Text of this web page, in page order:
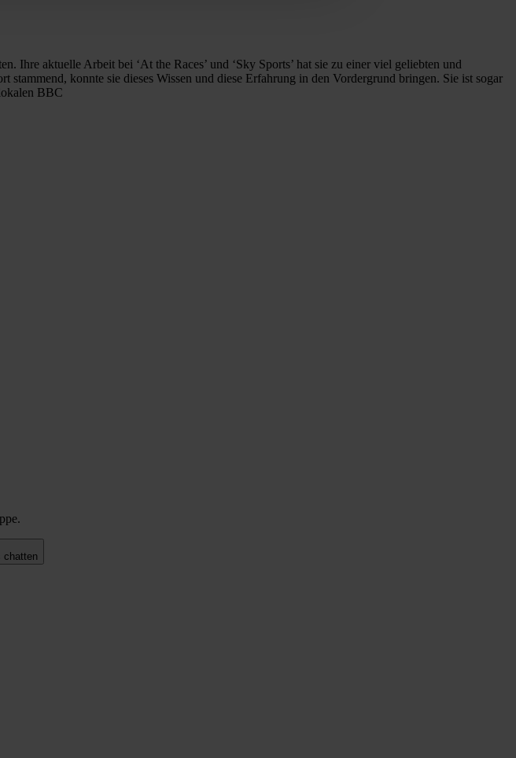
aktuelle Arbeit bei ‘At the Races’ und ‘Sky Sports’ hat sie zu einer viel geliebten und
konnte sie dieses Wissen und diese Erfahrung in den Vordergrund bringen. Sie ist sogar
BBC
chatten